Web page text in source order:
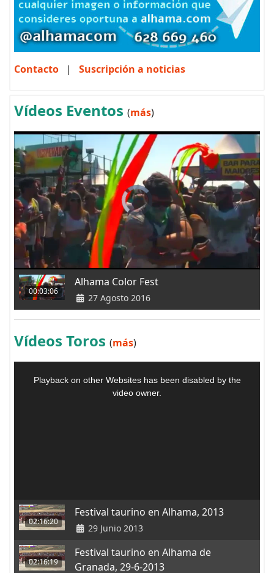
Contacto | Suscripción a noticias
Vídeos Eventos (más)
00:03:06
Alhama Color Fest
27 Agosto 2016
Vídeos Toros (más)
02:16:20
Festival taurino en Alhama, 2013
29 Junio 2013
02:16:19
Festival taurino en Alhama de
Granada, 29-6-2013